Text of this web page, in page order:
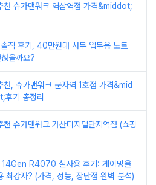
천 슈가맨워크 역삼역점 가격&middot;
직 후기, 40만원대 사무 업무용 노트
을까요?
천, 슈가맨워크 군자역 1호점 가격&mid
기 총정리
천 슈가맨워크 가산디지털단지역점 (쇼핑
R4070 실사용 후기: 게이밍을
최강자? (가격, 성능, 장단점 완벽 분석)